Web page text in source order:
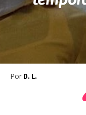
Por D. L.